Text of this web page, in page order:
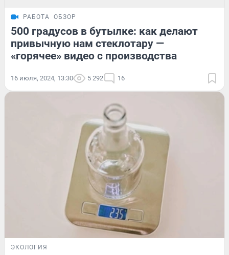
РАБОТА ОБЗОР
500 градусов в бутылке: как делают
привычную нам стеклотару —
«горячее» видео с производства
16 июля, 2024, 13:30 5 292 16
ЭКОЛОГИЯ